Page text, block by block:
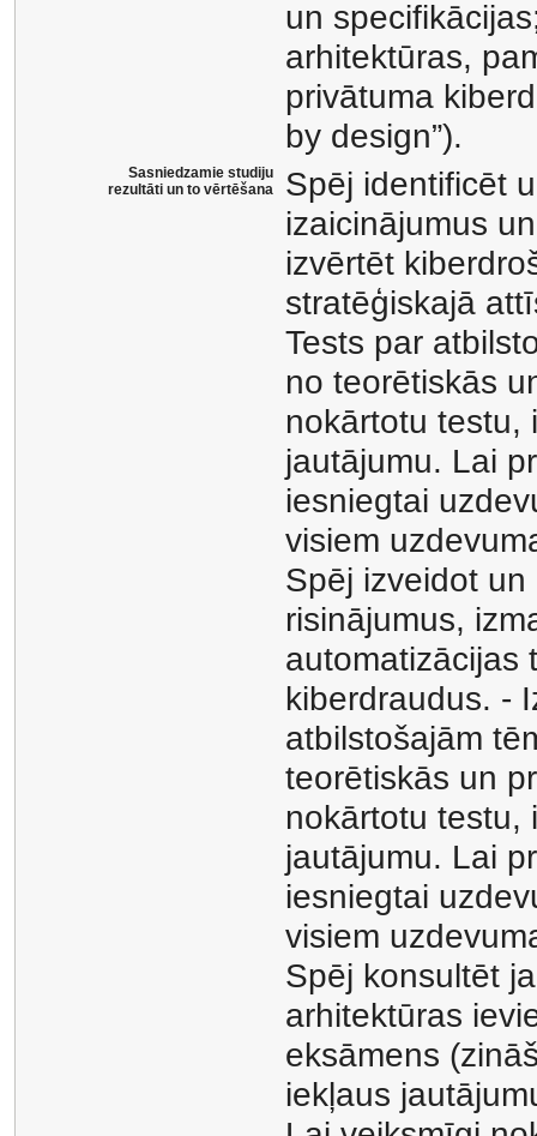
un
arhitektūras,
privātuma
by design”).
Sasniedzamie studiju
rezultāti un to vērtēšana
Spēj identificēt
izaicinājumus
izvērtēt
stratēģiskajā
Tests par
no teorētiskās
nokārtotu testu,
jautājumu. Lai
iesniegtai
visiem
Spēj izveidot
risinājumus,
automatizācijas
kiberdraudus. -
atbilstošajām
teorētiskās un
nokārtotu testu,
jautājumu. Lai
iesniegtai
visiem
Spēj konsultēt
arhitektūras
eksāmens
iekļaus